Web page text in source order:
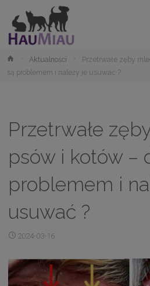
Strona
główna
Aktualności
Przetrwałe zęby
są problemem i należy je usuwać ?
Przetrwałe
psów i kotów –
problemem i
usuwać ?
2024-03-16